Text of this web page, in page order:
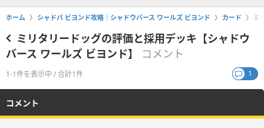
ホーム シャドバ ビヨンド攻略｜シャドウバース ワールズ ビヨンド カード ミ
ミリタリードッグの評価と採用デッキ【シャドウ
バース ワールズ ビヨンド】
コメント
1-1件を表示中 / 合計1件 1
コメント